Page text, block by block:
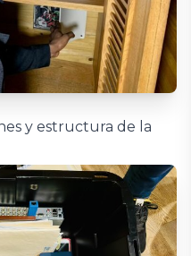
y estructura de la